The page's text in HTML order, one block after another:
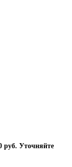
руб. Уточняйте